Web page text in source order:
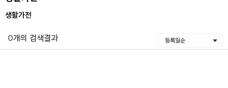
생활가전
0개의 검색결과 등록일순